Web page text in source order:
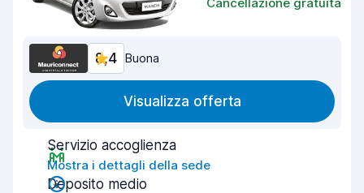
8,4 Buona
Visualizza offerta
Servizio accoglienza
Mostra i dettagli della sede
Deposito medio